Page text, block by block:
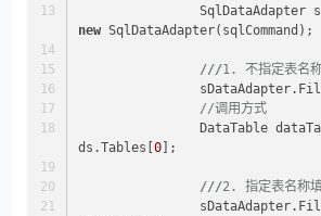
new SqlDataAdapter(sqlCommand);
///1. 不指定表名
//调用方式
ds.Tables[ 0];
///2. 指定表名称